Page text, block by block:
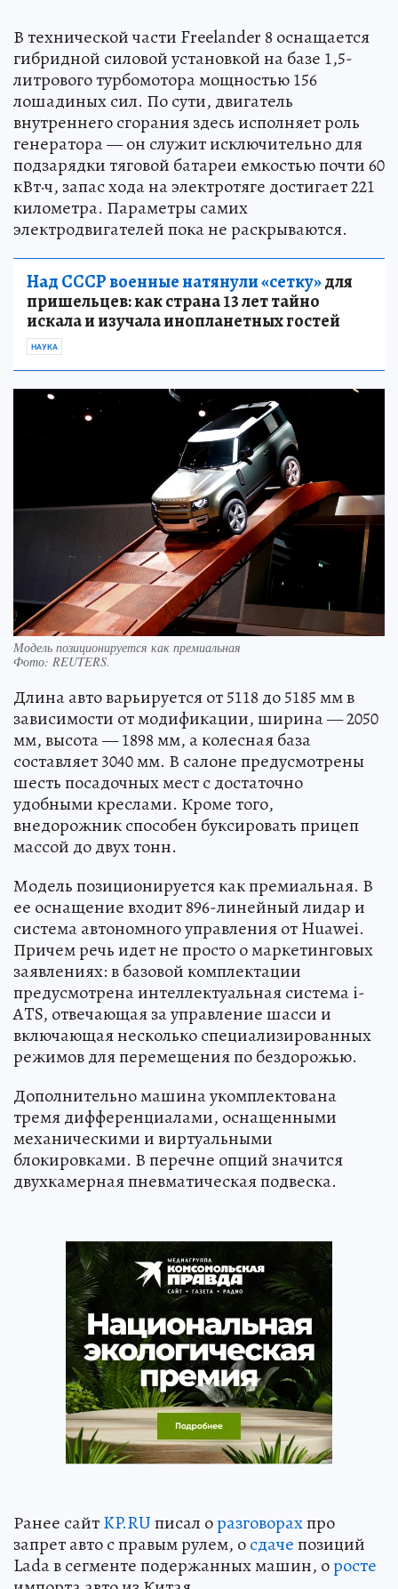
В технической части Freelander 8 оснащается
гибридной силовой установкой на базе 1,5-
литрового турбомотора мощностью 156
лошадиных сил. По сути, двигатель
внутреннего сгорания здесь исполняет роль
генератора — он служит исключительно для
подзарядки тяговой батареи емкостью почти 60
кВт·ч, запас хода на электротяге достигает 221
километра. Параметры самих
электродвигателей пока не раскрываются.
Над СССР военные натянули «сетку»для
пришельцев: как страна 13 лет тайно
искала и изучала инопланетных гостей
НАУКА
Модель позиционируется как премиальная
Фото: REUTERS.
Длина авто варьируется от 5118 до 5185 мм в
зависимости от модификации, ширина — 2050
мм, высота — 1898 мм, а колесная база
составляет 3040 мм. В салоне предусмотрены
шесть посадочных мест с достаточно
удобными креслами. Кроме того,
внедорожник способен буксировать прицеп
массой до двух тонн.
Модель позиционируется как премиальная. В
ее оснащение входит 896-линейный лидар и
система автономного управления от Huawei.
Причем речь идет не просто о маркетинговых
заявлениях: в базовой комплектации
предусмотрена интеллектуальная система i-
ATS, отвечающая за управление шасси и
включающая несколько специализированных
режимов для перемещения по бездорожью.
Дополнительно машина укомплектована
тремя дифференциалами, оснащенными
механическими и виртуальными
блокировками. В перечне опций значится
двухкамерная пневматическая подвеска.
Ранее сайтKP.RUписал оразговорахпро
запрет авто с правым рулем, осдачепозиций
Lada в сегменте подержанных машин, оросте